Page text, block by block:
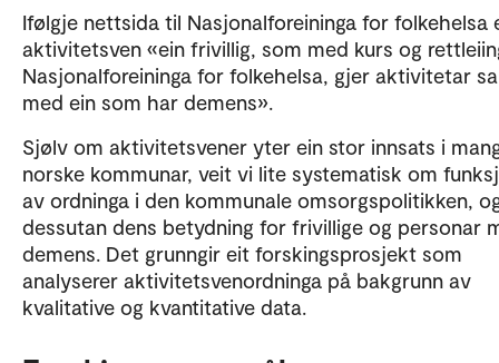
Ifølgje nettsida til Nasjonalforeininga for folkehelsa
aktivitetsven «ein frivillig, som med kurs og
Nasjonalforeininga for folkehelsa, gjer aktivitetar
med ein som har demens».
Sjølv om aktivitetsvener yter ein stor innsats i
norske kommunar, veit vi lite systematisk om
av ordninga i den kommunale omsorgspolitikken,
dessutan dens betydning for frivillige og personar
demens. Det grunngir eit forskingsprosjekt som
analyserer aktivitetsvenordninga på bakgrunn av
kvalitative og kvantitative data.